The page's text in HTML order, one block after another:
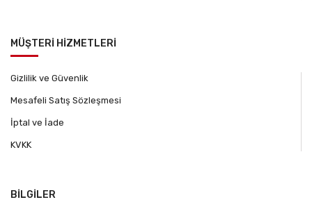
MÜŞTERİ HİZMETLERİ
Gizlilik ve Güvenlik
Mesafeli Satış Sözleşmesi
İptal ve İade
KVKK
BİLGİLER